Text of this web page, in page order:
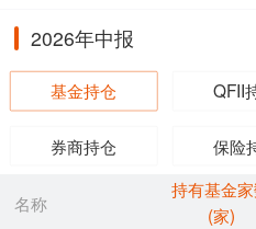
2026年中报
基金持仓 QFII
券商持仓 保险
名称
持有基金
(家)